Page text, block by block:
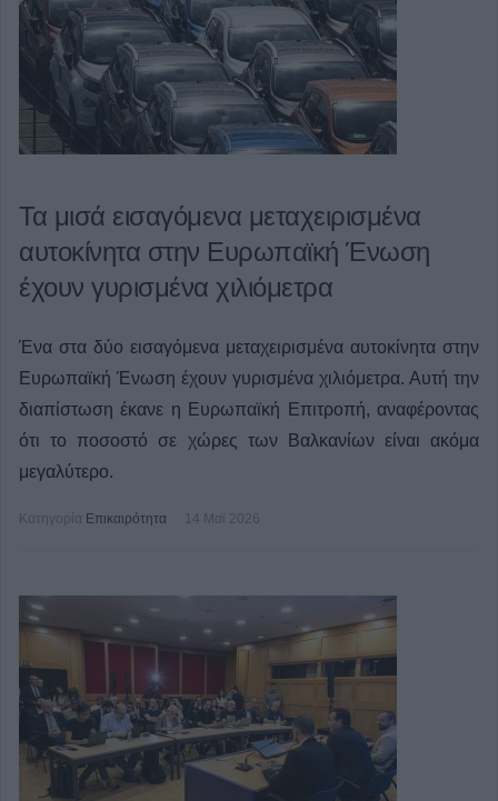
Τα μισά εισαγόμενα μεταχειρισμένα
αυτοκίνητα στην Ευρωπαϊκή Ένωση
έχουν γυρισμένα χιλιόμετρα
Ένα στα δύο εισαγόμενα μεταχειρισμένα αυτοκίνητα στην
Ευρωπαϊκή Ένωση έχουν γυρισμένα χιλιόμετρα. Αυτή την
διαπίστωση έκανε η Ευρωπαϊκή Επιτροπή, αναφέροντας
ότι το ποσοστό σε χώρες των Βαλκανίων είναι ακόμα
μεγαλύτερο.
Κατηγορία Επικαιρότητα 14 Μαϊ 2026